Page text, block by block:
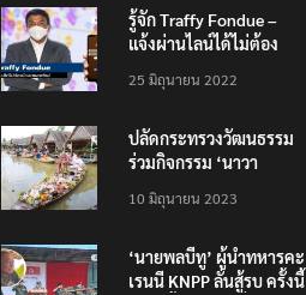
รู้จัก Traffy Fondue –
แจ้งผ่านไลน์ได้ไม่ต้อง
ทั่วไทย ไม่ใช่แค่ในกรุง
25 มิถุนายน 2022
ปลัดกระทรวงวัฒนธรรม
ร่วมกิจกรรม ‘นาวา
ตักบาตรทางน้ำ
10 มิถุนายน 2023
‘นายพลบีทู’ ผู้นำทหารคะ
เรนนี KNPP ลั่นสู้รบ ครั้งนี้